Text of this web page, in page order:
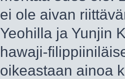
ei ole aivan
Yeohilla ja Yunjin
hawaji-
oikeastaan ainoa